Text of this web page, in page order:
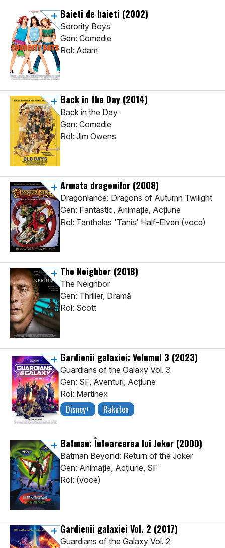
Baieti de baieti (2002)
Sorority Boys
Gen: Comedie
Rol: Adam
Back in the Day (2014)
Back in the Day
Gen: Comedie
Rol: Jim Owens
Armata dragonilor (2008)
Dragonlance: Dragons of Autumn Twilight
Gen: Fantastic, Animaţie, Acţiune
Rol: Tanthalas 'Tanis' Half-Elven (voce)
The Neighbor (2018)
The Neighbor
Gen: Thriller, Dramă
Rol: Scott
Gardienii galaxiei: Volumul 3 (2023)
Guardians of the Galaxy Vol. 3
Gen: SF, Aventuri, Acţiune
Rol: Martinex
Disney+ Rakuten
Batman: Întoarcerea lui Joker (2000)
Batman Beyond: Return of the Joker
Gen: Animaţie, Acţiune, SF
Rol: (voce)
Gardienii galaxiei Vol. 2 (2017)
Guardians of the Galaxy Vol. 2